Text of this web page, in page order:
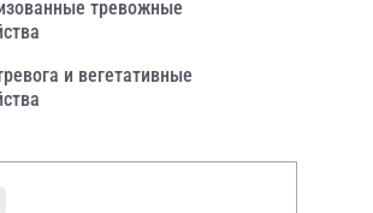
тревожные
и вегетативные